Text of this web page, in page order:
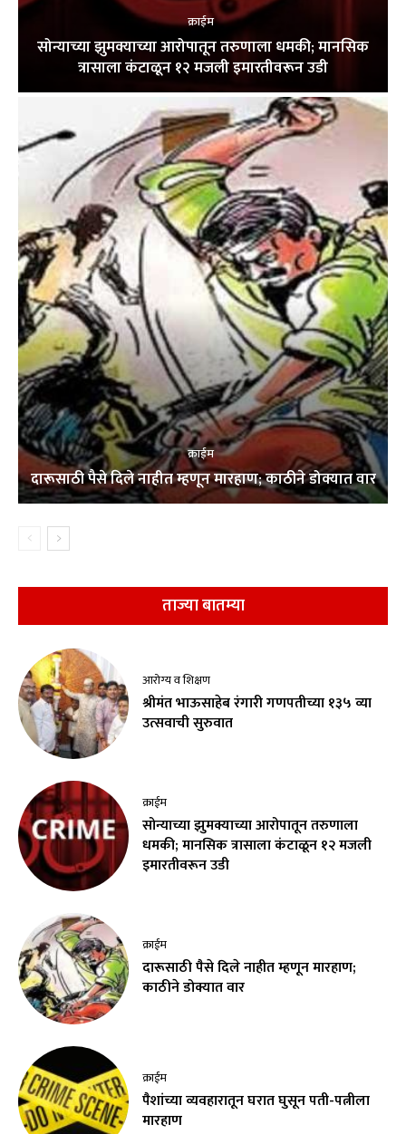
क्राईम
सोन्याच्या झुमक्याच्या आरोपातून तरुणाला धमकी; मानसिक
त्रासाला कंटाळून १२ मजली इमारतीवरून उडी
क्राईम
दारूसाठी पैसे दिले नाहीत म्हणून मारहाण; काठीने डोक्यात वार
ताज्या बातम्या
आरोग्य व शिक्षण
श्रीमंत भाऊसाहेब रंगारी गणपतीच्या १३५ व्या
उत्सवाची सुरुवात
क्राईम
सोन्याच्या झुमक्याच्या आरोपातून तरुणाला
धमकी; मानसिक त्रासाला कंटाळून १२ मजली
इमारतीवरून उडी
क्राईम
दारूसाठी पैसे दिले नाहीत म्हणून मारहाण;
काठीने डोक्यात वार
क्राईम
पैशांच्या व्यवहारातून घरात घुसून पती-पत्नीला
मारहाण